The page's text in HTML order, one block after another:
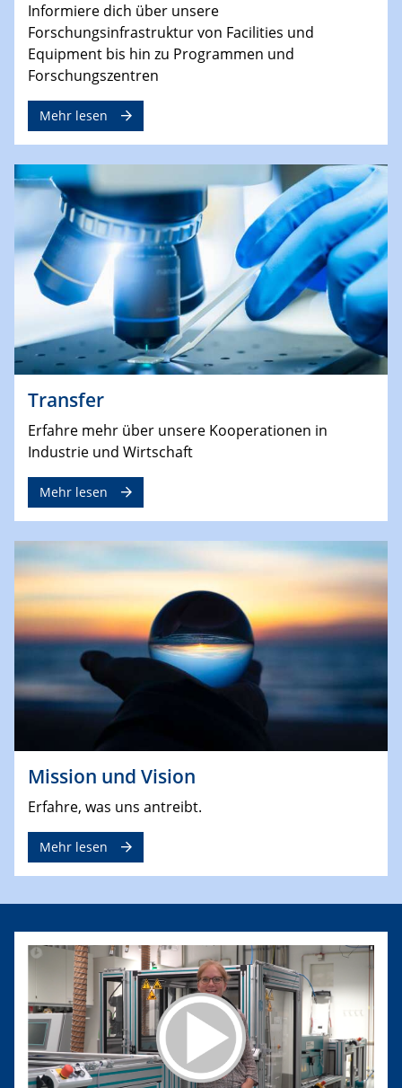
Informiere dich über unsere
Forschungsinfrastruktur von Facilities und
Equipment bis hin zu Programmen und
Forschungszentren
Mehr lesen
Transfer
Erfahre mehr über unsere Kooperationen in
Industrie und Wirtschaft
Mehr lesen
Mission und Vision
Erfahre, was uns antreibt.
Mehr lesen